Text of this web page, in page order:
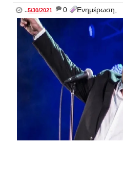
..5/30/2021 _ 0 Ενημέρωση,